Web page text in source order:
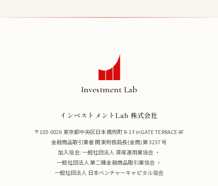
Investment Lab
インベストメントLab 株式会社
〒103-0026 東京都中央区日本橋兜町 8-1 FinGATE TERRACE 4F
金融商品取引業者 関東財務局長(金商)第 3237 号
加入協会: 一般社団法人 資産運用業協会 ・
一般社団法人 第二種金融商品取引業協会 ・
一般社団法人 日本ベンチャーキャピタル協会